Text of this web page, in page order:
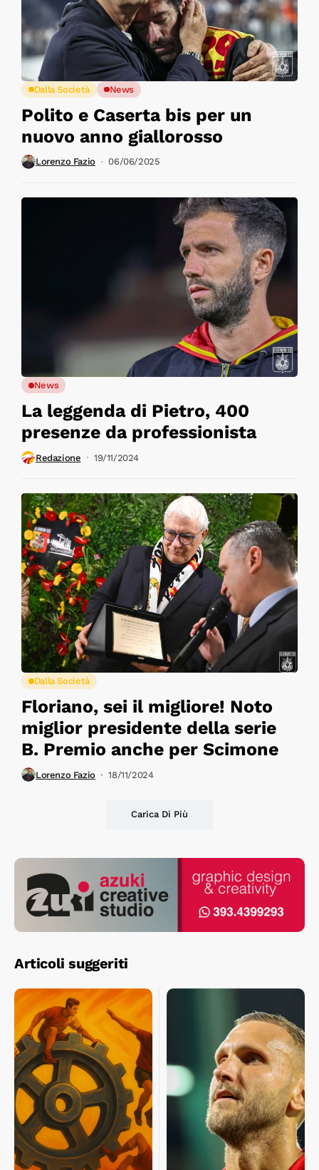
Dalla Società News
Polito e Caserta bis per un
nuovo anno giallorosso
Lorenzo Fazio 06/06/2025
News
La leggenda di Pietro, 400
presenze da professionista
Redazione 19/11/2024
Dalla Società
Floriano, sei il migliore! Noto
miglior presidente della serie
B. Premio anche per Scimone
Lorenzo Fazio 18/11/2024
Carica Di Più
Articoli suggeriti